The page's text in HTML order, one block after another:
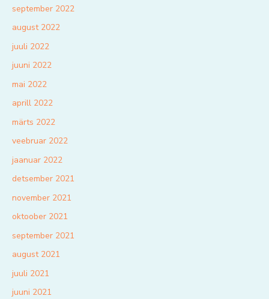
september 2022
august 2022
juuli 2022
juuni 2022
mai 2022
aprill 2022
märts 2022
veebruar 2022
jaanuar 2022
detsember 2021
november 2021
oktoober 2021
september 2021
august 2021
juuli 2021
juuni 2021